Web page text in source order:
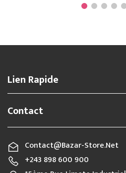
Lien Rapide
Contact
Contact@bazar-Store.net
+243 898 600 900